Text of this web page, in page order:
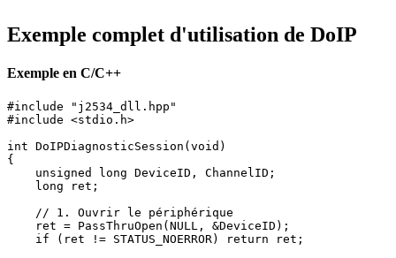
Exemple complet d'utilisation de DoIP
Exemple en C/C++
#include "j2534_dll.hpp"
#include <stdio.h>
int DoIPDiagnosticSession(void)
{
    unsigned long DeviceID, ChannelID;
    long ret;
    // 1. Ouvrir le périphérique
    ret = PassThruOpen(NULL, &DeviceID);
    if (ret != STATUS_NOERROR) return ret;